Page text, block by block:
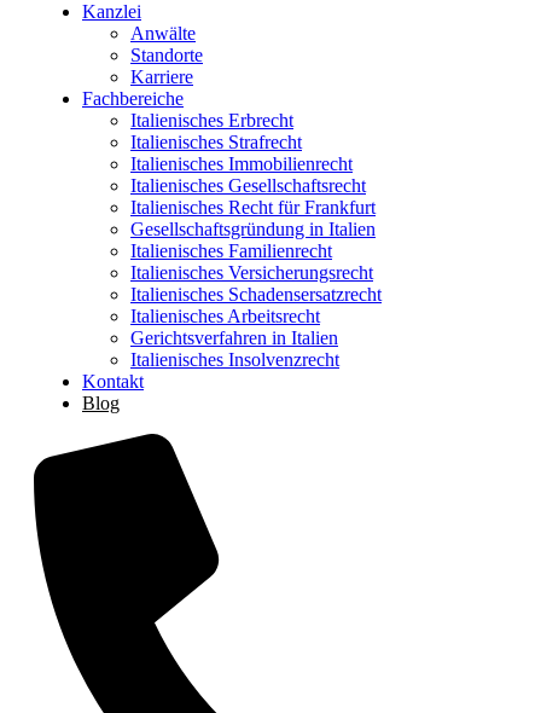
Kanzlei
Anwälte
Standorte
Karriere
Fachbereiche
Italienisches Erbrecht
Italienisches Strafrecht
Italienisches Immobilienrecht
Italienisches Gesellschaftsrecht
Italienisches Recht für Frankfurt
Gesellschaftsgründung in Italien
Italienisches Familienrecht
Italienisches Versicherungsrecht
Italienisches Schadensersatzrecht
Italienisches Arbeitsrecht
Gerichtsverfahren in Italien
Italienisches Insolvenzrecht
Kontakt
Blog